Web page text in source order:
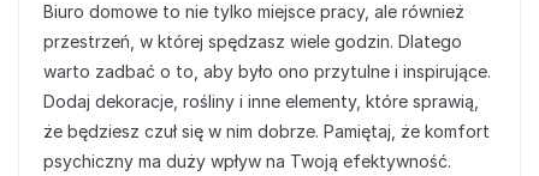
Biuro domowe to nie tylko miejsce pracy, ale również
przestrzeń, w której spędzasz wiele godzin. Dlatego
warto zadbać o to, aby było ono przytulne i inspirujące.
Dodaj dekoracje, rośliny i inne elementy, które sprawią,
że będziesz czuł się w nim dobrze. Pamiętaj, że komfort
psychiczny ma duży wpływ na Twoją efektywność.